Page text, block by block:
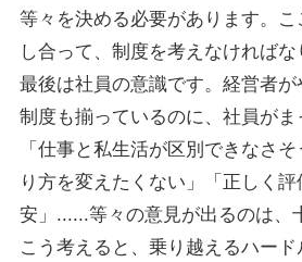
等々を決める必要があります。
し合って、制度を考えなければな
最後は社員の意識です。経営者
制度も揃っているのに、社員がま
「仕事と私生活が区別できなさ
り方を変えたくない」「正しく
安」......等々の意見が出るのは、
こう考えると、乗り越えるハード